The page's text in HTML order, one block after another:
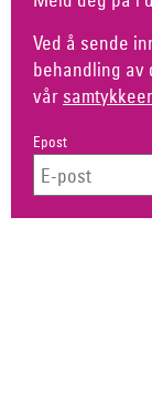
Ved å sende
behandling av
vår
Epost